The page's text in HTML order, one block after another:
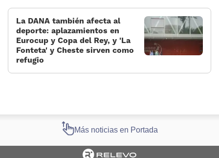
La DANA también afecta al
deporte: aplazamientos en
Eurocup y Copa del Rey, y 'La
Fonteta' y Cheste sirven como
refugio
Más noticias en Portada